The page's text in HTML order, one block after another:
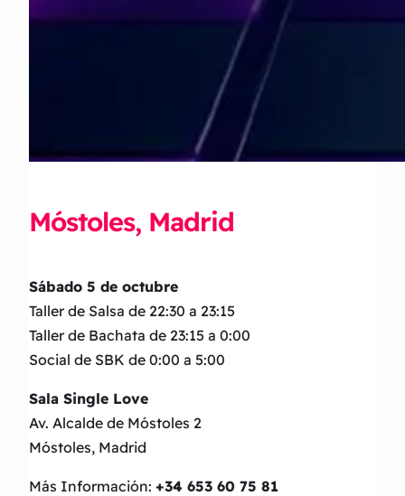
Móstoles, Madrid
Sábado 5 de octubre
Taller de Salsa de 22:30 a 23:15
Taller de Bachata de 23:15 a 0:00
Social de SBK de 0:00 a 5:00
Sala Single Love
Av. Alcalde de Móstoles 2
Móstoles, Madrid
Más Información: +34 653 60 75 81